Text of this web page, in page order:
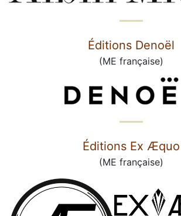
Éditions Denoël
(ME française)
Éditions Ex Æquo
(ME française)